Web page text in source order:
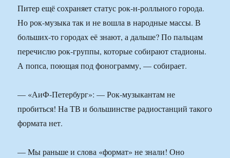
Питер ещё сохраняет статус рок-н-ролльного города.
Но рок-музыка так и не вошла в народные массы. В
больших-то городах её знают, а дальше? По пальцам
перечислю рок-группы, которые собирают стадионы.
А попса, поющая под фонограмму, — собирает.
— «АиФ-Петербург»: — Рок-музыкантам не
пробиться! На ТВ и большинстве радиостанций такого
формата нет.
— Мы раньше и слова «формат» не знали! Оно